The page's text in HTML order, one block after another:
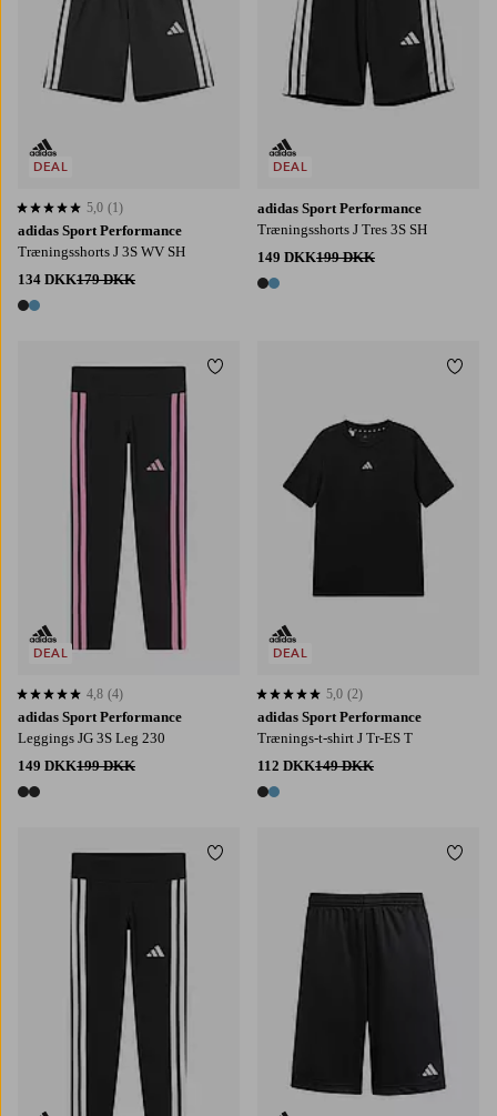
adidas Sport Performance
Træningsshorts J 3S WV SH
134 DKK179 DKK
2 farver
5,0 baseret på 1 bedømmelser
5,0 (1)
DEAL
adidas Sport Performance
Træningsshorts J Tres 3S SH
149 DKK199 DKK
2 farver
DEAL
adidas Sport Performance
Leggings JG 3S Leg 230
149 DKK199 DKK
2 farver
4,8 baseret på 4 bedømmelser
4,8 (4)
DEAL
Tilføj til favoritter
164
adidas Sport Performance
Trænings-t-shirt J Tr-ES T
112 DKK149 DKK
2 farver
5,0 baseret på 2 bedømmelser
5,0 (2)
DEAL
Tilføj til favoritter
152164 152 164176